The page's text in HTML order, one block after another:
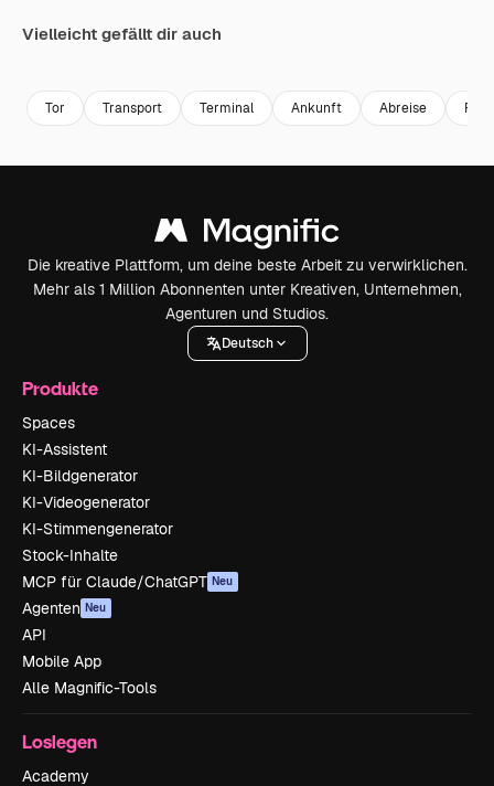
Vielleicht gefällt dir auch
Tor Transport Terminal Ankunft Abreise Flug
Die kreative Plattform, um deine beste Arbeit zu verwirklichen.
Mehr als 1 Million Abonnenten unter Kreativen, Unternehmen,
Agenturen und Studios.
Deutsch
Produkte
Spaces
KI-Assistent
KI-Bildgenerator
KI-Videogenerator
KI-Stimmengenerator
Stock-Inhalte
MCP für Claude/ChatGPT Neu
Agenten Neu
API
Mobile App
Alle Magnific-Tools
Loslegen
Academy